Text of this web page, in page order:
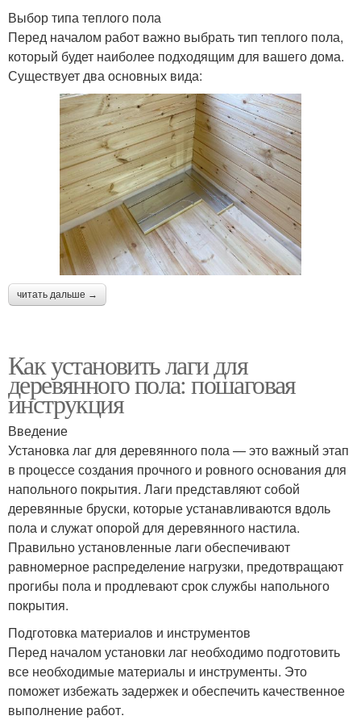
Выбор типа теплого пола
Перед началом работ важно выбрать тип теплого пола,
который будет наиболее подходящим для вашего дома.
Существует два основных вида:
читать дальше →
Как установить лаги для
деревянного пола: пошаговая
инструкция
Введение
Установка лаг для деревянного пола — это важный этап
в процессе создания прочного и ровного основания для
напольного покрытия. Лаги представляют собой
деревянные бруски, которые устанавливаются вдоль
пола и служат опорой для деревянного настила.
Правильно установленные лаги обеспечивают
равномерное распределение нагрузки, предотвращают
прогибы пола и продлевают срок службы напольного
покрытия.
Подготовка материалов и инструментов
Перед началом установки лаг необходимо подготовить
все необходимые материалы и инструменты. Это
поможет избежать задержек и обеспечить качественное
выполнение работ.